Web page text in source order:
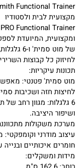
מקצועית לבית ולסטודיו
ומקצועית, המיועדת
של מוט
לחיזוק כל קבוצות
תכונות עיקריות:
מוט סמית' פטנטי:
לחיצות חזה ושכיבות
6 גלגלות: מגוון רחב של
ושיפור היציבה.
מערכת משקולות
עיצוב מודרני
חומרים איכותיים
מידות ומשקלים: